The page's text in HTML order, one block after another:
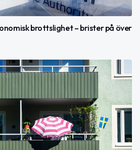
brottslighet – brister på över